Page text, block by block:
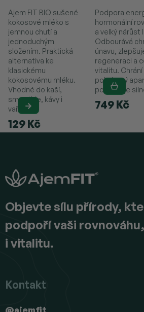
129 Kč
Ajem FIT BIO sušené
kokosové mléko s
jemnou chutí a
jednoduchým
složením. Praktická
alternativa ke
klasickému
kokosovému mléku.
Vhodné do kaší,
smoothie, kávy i
vaření.
749 Kč
Podpora
hormonální
a velký nárůst
Odbourává
únavu,
regeneraci a
vitalitu. Chrání
pohybový
podporuje
Objevte sílu přírody,
podpoří vaši
i vitalitu.
Kontakt
@ajemfit_